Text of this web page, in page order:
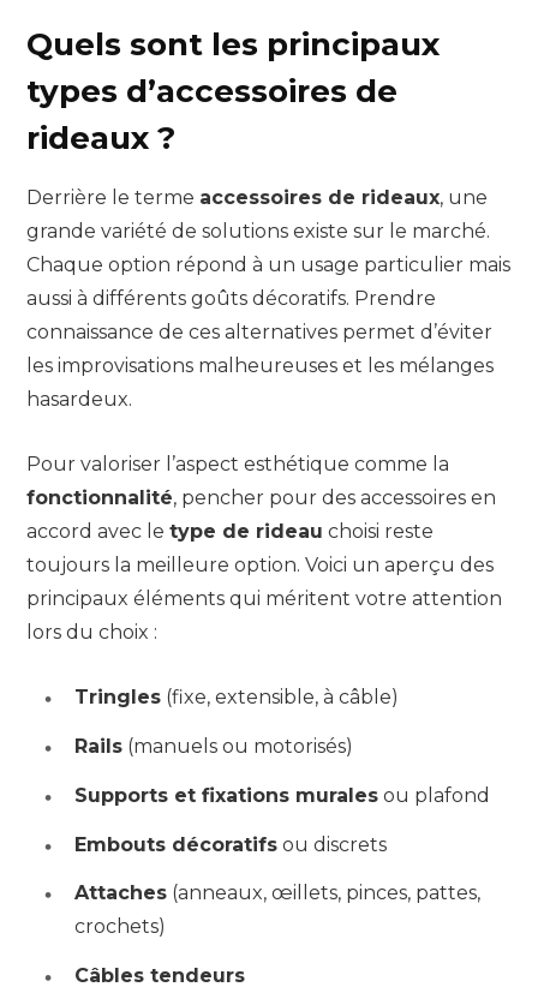
Quels sont les principaux
types d’accessoires de
rideaux ?
Derrière le terme accessoires de rideaux, une
grande variété de solutions existe sur le marché.
Chaque option répond à un usage particulier mais
aussi à différents goûts décoratifs. Prendre
connaissance de ces alternatives permet d’éviter
les improvisations malheureuses et les mélanges
hasardeux.
Pour valoriser l’aspect esthétique comme la
fonctionnalité, pencher pour des accessoires en
accord avec le type de rideau choisi reste
toujours la meilleure option. Voici un aperçu des
principaux éléments qui méritent votre attention
lors du choix :
Tringles (fixe, extensible, à câble)
Rails (manuels ou motorisés)
Supports et fixations murales ou plafond
Embouts décoratifs ou discrets
Attaches (anneaux, œillets, pinces, pattes,
crochets)
Câbles tendeurs